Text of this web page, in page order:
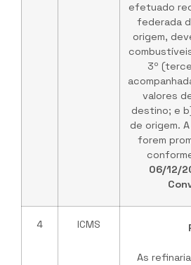
efetuado
federada
origem,
3º
valores
destino; e
de origem.
forem
06/12/
4 ICMS
As